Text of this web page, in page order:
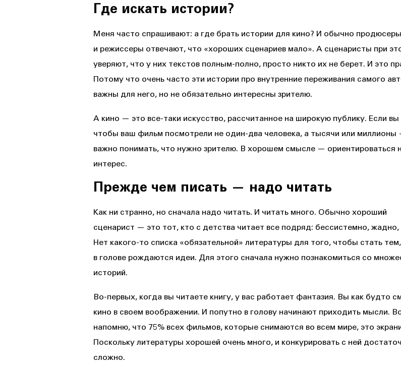
Где искать истории?
Меня часто спрашивают: а где брать истории для кино? И обычно продюсеры
и режиссеры отвечают, что «хороших сценариев мало». А сценаристы при
уверяют, что у них текстов полным-полно, просто никто их не берет. И это
Потому что очень часто эти истории про внутренние переживания самого
важны для него, но не обязательно интересны зрителю.
А кино — это все-таки искусство, рассчитанное на широкую публику. Если вы
чтобы ваш фильм посмотрели не один-два человека, а тысячи или миллионы
важно понимать, что нужно зрителю. В хорошем смысле — ориентироваться
интерес.
Прежде чем писать — надо читать
Как ни странно, но сначала надо читать. И читать много. Обычно хороший
сценарист — это тот, кто с детства читает все подряд: бессистемно, жадно,
Нет какого-то списка «обязательной» литературы для того, чтобы стать
в голове рождаются идеи. Для этого сначала нужно познакомиться со
историй.
Во-первых, когда вы читаете книгу, у вас работает фантазия. Вы как будто
кино в своем воображении. И попутно в голову начинают приходить мысли.
напомню, что 75% всех фильмов, которые снимаются во всем мире, это
Поскольку литературы хорошей очень много, и конкурировать с ней
сложно.